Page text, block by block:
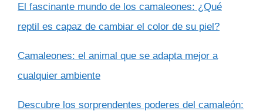
El fascinante mundo de los camaleones: ¿Qué
reptil es capaz de cambiar el color de su piel?
Camaleones: el animal que se adapta mejor a
cualquier ambiente
Descubre los sorprendentes poderes del camaleón: